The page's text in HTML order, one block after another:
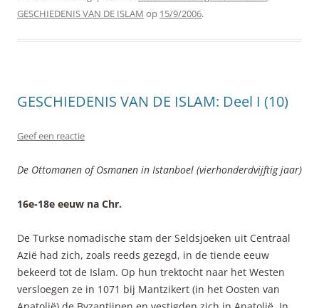
GESCHIEDENIS VAN DE ISLAM op 15/9/2006.
GESCHIEDENIS VAN DE ISLAM: Deel I (10)
Geef een reactie
De Ottomanen of Osmanen in Istanboel (vierhonderdvijftig jaar)
16e-18e eeuw na Chr.
De Turkse nomadische stam der Seldsjoeken uit Centraal
Azië had zich, zoals reeds gezegd, in de tiende eeuw
bekeerd tot de Islam. Op hun trektocht naar het Westen
versloegen ze in 1071 bij Mantzikert (in het Oosten van